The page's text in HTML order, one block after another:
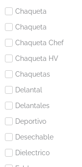
Chaqueta
Chaqueta
Chaqueta Chef
Chaqueta HV
Chaquetas
Delantal
Delantales
Deportivo
Desechable
Dielectrico